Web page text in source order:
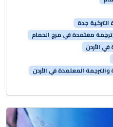
جدة
معتمدة في مرج الحمام
الأردن
المعتمدة في الأردن